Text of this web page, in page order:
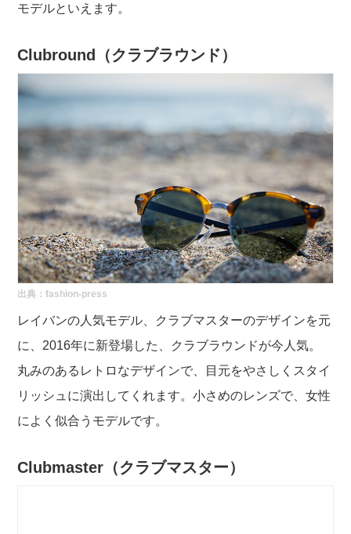
モデルといえます。
Clubround （クラブラウンド）
出典：fashion-press
レイバンの人気モデル、クラブマスターのデザインを元
に、2016年に新登場した、クラブラウンドが今人気。
丸みのあるレトロなデザインで、目元をやさしくスタイ
リッシュに演出してくれます。小さめのレンズで、女性
によく似合うモデルです。
Clubmaster（クラブマスター）